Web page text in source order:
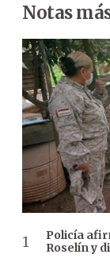
Notas
Policía
Roselín y